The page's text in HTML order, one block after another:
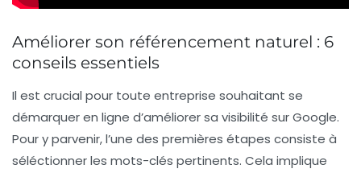
Améliorer son référencement naturel : 6
conseils essentiels
Il est crucial pour toute entreprise souhaitant se
démarquer en ligne d’améliorer sa visibilité surGoogle.
Pour y parvenir, l’une des premières étapes consiste à
séléctionner les mots-clés pertinents. Cela implique